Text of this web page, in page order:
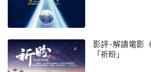
打拼，我雖然計劃得很好，志向也很
多年來的『創業史』，我碰得頭破血
把，最後自己折騰來折騰去，自己所
都施展完了，也沒有得到自己想要的
影評-解讀電影
「祈盼」